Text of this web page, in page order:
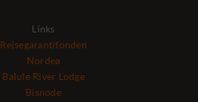
Links
Rejsegarantifonden
Nordea
Balule River Lodge
Bisnode